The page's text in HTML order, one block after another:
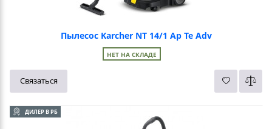
Пылесос Karcher NT 14/1 Ap Te Adv
НЕТ НА СКЛАДЕ
Связаться
ДИЛЕР В РБ